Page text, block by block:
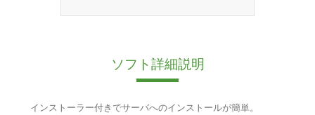
ソフト詳細説明
インストーラー付きでサーバへのインストールが簡単。